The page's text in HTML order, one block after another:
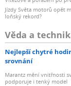
Jízdy Světa motorů opět
loňský rekord?
Věda a
Nejlepší chytré
srovnání
Marantz mění vnitřnosti
podporuje i tenký model